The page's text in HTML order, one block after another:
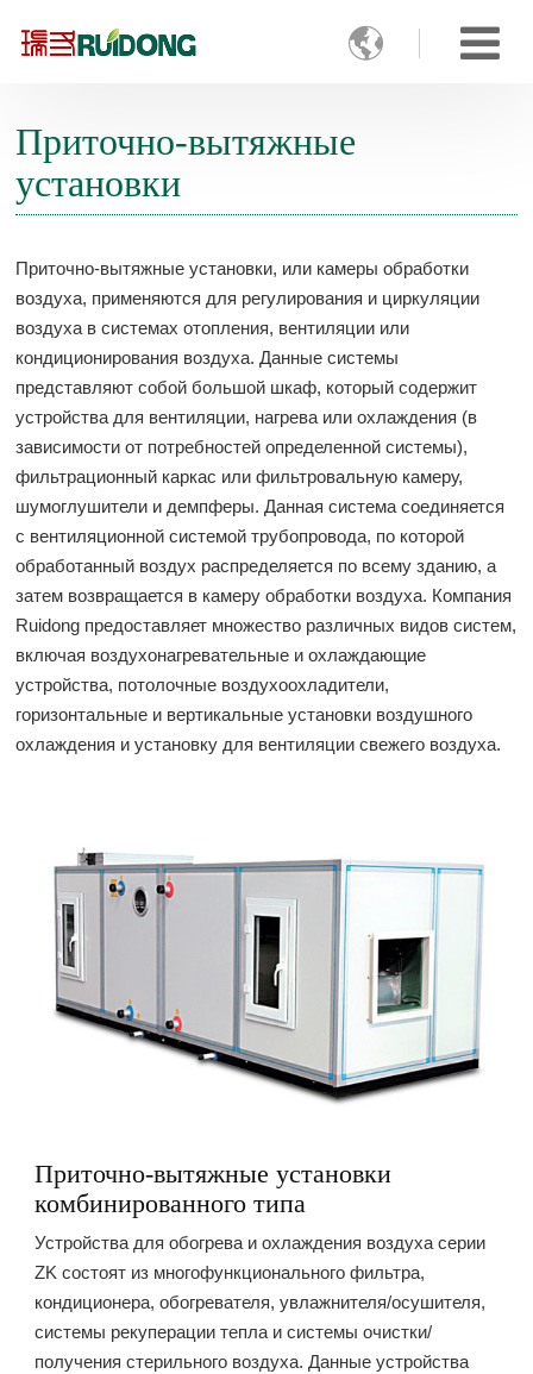

Приточно-вытяжные
установки
Приточно-вытяжные установки, или камеры обработки
воздуха, применяются для регулирования и циркуляции
воздуха в системах отопления, вентиляции или
кондиционирования воздуха. Данные системы
представляют собой большой шкаф, который содержит
устройства для вентиляции, нагрева или охлаждения (в
зависимости от потребностей определенной системы),
фильтрационный каркас или фильтровальную камеру,
шумоглушители и демпферы. Данная система соединяется
с вентиляционной системой трубопровода, по которой
обработанный воздух распределяется по всему зданию, а
затем возвращается в камеру обработки воздуха. Компания
Ruidong предоставляет множество различных видов систем,
включая воздухонагревательные и охлаждающие
устройства, потолочные воздухоохладители,
горизонтальные и вертикальные установки воздушного
охлаждения и установку для вентиляции свежего воздуха.
Приточно-вытяжные установки
комбинированного типа
Устройства для обогрева и охлаждения воздуха серии
ZK состоят из многофункционального фильтра,
кондиционера, обогревателя, увлажнителя/осушителя,
системы рекуперации тепла и системы очистки/
получения стерильного воздуха. Данные устройства